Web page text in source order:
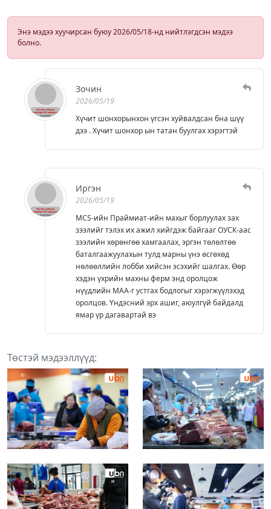
Энэ мэдээ хуучирсан буюу 2026/05/18-нд нийтлэгдсэн мэдээ
болно.
Зочин
2026/05/19
Хүчит шонхорынхон үгсэн хуйвалдсан бна шүү
дээ . Хүчит шонхор ын татан буулгах хэрэгтэй
Иргэн
2026/05/19
MCS-ийн Праймиат-ийн махыг борлуулах зах
зээлийг тэлэх их ажил хийгдэж байгааг ОУСК-аас
зээлийн хөрөнгөө хамгаалах, эргэн төлөлтөө
баталгаажуулахын тулд марны үнэ өсгөхөд
нөлөөллийн лобби хийсэн эсэхийг шалгах. Өөр
хэдэн үхрийн махны ферм энд оролцож
нүүдлийн МАА-г устгах бодлогыг хэрэгжүүлэхэд
оролцов. Үндэсний эрх ашиг, аюулгүй байдалд
ямар үр дагавартай вэ
Төстэй мэдээллүүд: